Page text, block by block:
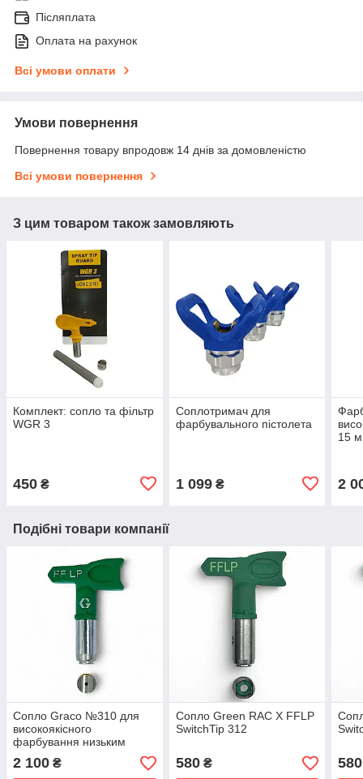
Післяплата
Оплата на рахунок
Всі умови оплати
Умови повернення
Повернення товару впродовж 14 днів за домовленістю
Всі умови повернення
З цим товаром також замовляють
Комплект: сопло та фільтр
WGR 3
450 ₴
Соплотримач для
фарбувального пістолета
1 099₴
15
2
Подібні товари компанії
Сопло Graco №310 для
високоякісного
фарбування низьким
SwitchTip (FFLP310)
2 100 ₴
Сопло Green RAC X FFLP
SwitchTip 312
580₴ 580